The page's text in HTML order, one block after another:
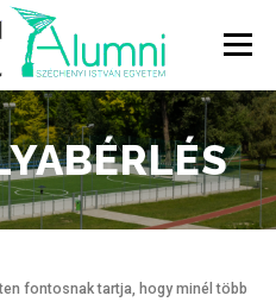
Menü
HÍREK MÉDIA
TÚL
fontosnak tartja, hogy minél több